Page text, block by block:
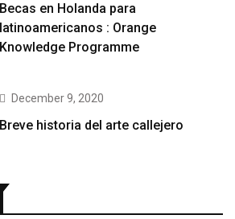
Becas en Holanda para
latinoamericanos : Orange
Knowledge Programme
December 9, 2020
Breve historia del arte callejero